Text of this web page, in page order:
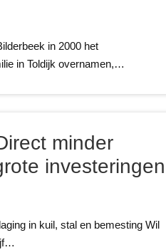
in 2000 het
in Toldijk overnamen,…
minder
investeringen
in kuil, stal en bemesting Wil